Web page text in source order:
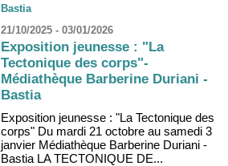
Bastia
21/10/2025 - 03/01/2026
Exposition jeunesse : "La
Tectonique des corps"-
Médiathèque Barberine Duriani -
Bastia
Exposition jeunesse : "La Tectonique des
corps" Du mardi 21 octobre au samedi 3
janvier Médiathèque Barberine Duriani -
Bastia LA TECTONIQUE DE...